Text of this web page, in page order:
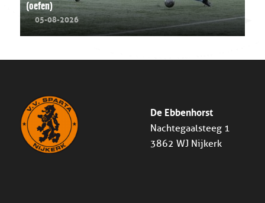
(oefen)
05-08-2026
De Ebbenhorst
Nachtegaalsteeg 1
3862 WJ Nijkerk